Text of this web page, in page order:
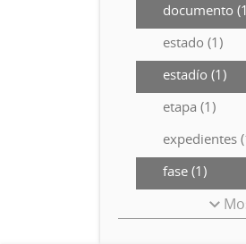
documento
estado (1)
estadío (1)
etapa (1)
expedientes
fase (1)